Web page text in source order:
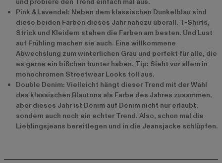
Pink & Lavendel: Neben dem klassischen Dunkelblau sind
diese beiden Farben dieses Jahr nahezu überall. T-Shirts,
Strick und Kleidern stehen die Farben am besten. Und Lust
auf Frühling machen sie auch. Eine willkommene
Abwechslung zum winterlichen Grau und perfekt für alle, die
es gerne ein bißchen bunter haben. Tip: Sieht vor allem in
monochromen Streetwear Looks toll aus.
Double Denim: Vielleicht hängt dieser Trend mit der Wahl
des klassischen Blautons als Farbe des Jahres zusammen,
aber dieses Jahr ist Denim auf Denim nicht nur erlaubt,
sondern auch noch ein echter Trend. Also, schon mal die
Lieblingsjeans bereitlegen und in die Jeansjacke schlüpfen.